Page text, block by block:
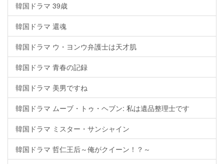
韓国ドラマ 39歳
韓国ドラマ 還魂
韓国ドラマ ウ・ヨンウ弁護士は天才肌
韓国ドラマ 青春の記録
韓国ドラマ 美男ですね
韓国ドラマ ムーブ・トゥ・ヘブン: 私は遺品整理士です
韓国ドラマ ミスター・サンシャイン
韓国ドラマ 哲仁王后～俺がクイーン！？～